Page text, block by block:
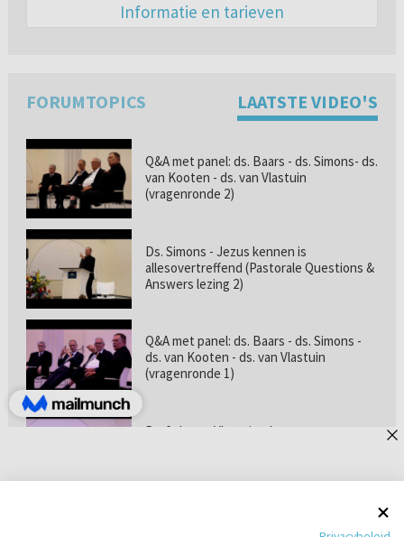
Informatie en tarieven
FORUMTOPICS LAATSTE VIDEO'S
Q&A met panel: ds. Baars - ds. Simons- ds.
van Kooten - ds. van Vlastuin
(vragenronde 2)
Ds. Simons - Jezus kennen is
allesovertreffend (Pastorale Questions &
Answers lezing 2)
Q&A met panel: ds. Baars - ds. Simons -
ds. van Kooten - ds. van Vlastuin
(vragenronde 1)
Prof. dr. van Vlastuin - Is